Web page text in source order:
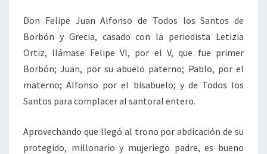
Don Felipe Juan Alfonso de Todos los Santos de
Borbón y Grecia, casado con la periodista Letizia
Ortiz, llámase Felipe VI, por el V, que fue primer
Borbón; Juan, por su abuelo paterno; Pablo, por el
materno; Alfonso por el bisabuelo; y de Todos los
Santos para complacer al santoral entero.
Aprovechando que llegó al trono por abdicación de su
protegido, millonario y mujeriego padre, es bueno